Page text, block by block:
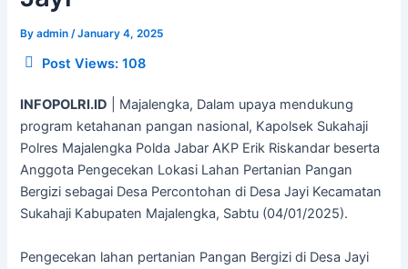
Byadmin /January 4, 2025
Post Views: 108
INFOPOLRI.ID | Majalengka, Dalam upaya mendukung
program ketahanan pangan nasional, Kapolsek Sukahaji
Polres Majalengka Polda Jabar AKP Erik Riskandar beserta
Anggota Pengecekan Lokasi Lahan Pertanian Pangan
Bergizi sebagai Desa Percontohan di Desa Jayi Kecamatan
Sukahaji Kabupaten Majalengka, Sabtu (04/01/2025).
Pengecekan lahan pertanian Pangan Bergizi di Desa Jayi